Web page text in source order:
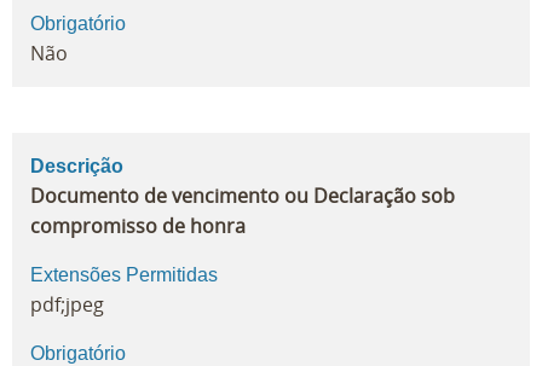
Obrigatório
Não
Descrição
Documento de vencimento ou Declaração sob
compromisso de honra
Extensões Permitidas
pdf;jpeg
Obrigatório